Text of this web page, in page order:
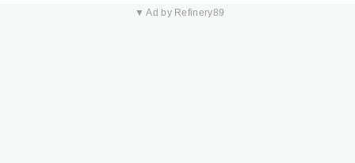
▼ Ad by Refinery89